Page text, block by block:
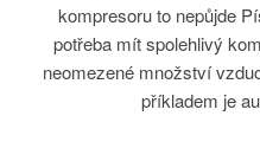
kompresoru to nepůjde
potřeba mít spolehlivý
neomezené množství
příkladem je